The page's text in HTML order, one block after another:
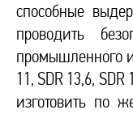
способные
проводить
промышленного
11, SDR 13,6,
изготовить по